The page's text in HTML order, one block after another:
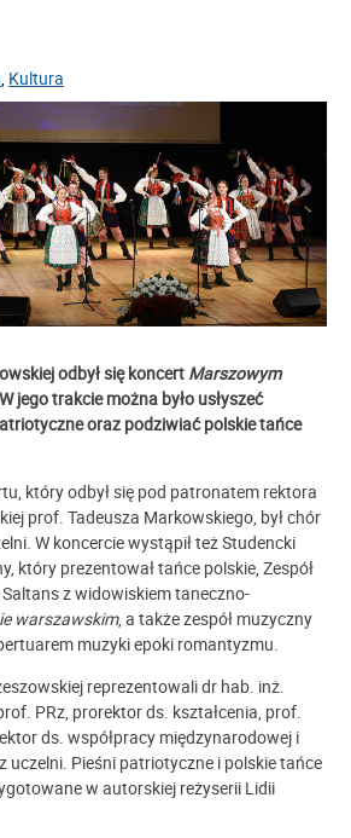
, Kultura
odbył się koncert Marszowym
jego trakcie można było usłyszeć
oraz podziwiać polskie tańce
który odbył się pod patronatem rektora
prof. Tadeusza Markowskiego, był chór
W koncercie wystąpił też Studencki
który prezentował tańce polskie, Zespół
Saltans z widowiskiem taneczno-
warszawskim, a także zespół muzyczny
muzyki epoki romantyzmu.
reprezentowali dr hab. inż.
PRz, prorektor ds. kształcenia, prof.
ds. współpracy międzynarodowej i
uczelni. Pieśni patriotyczne i polskie tańce
w autorskiej reżyserii Lidii